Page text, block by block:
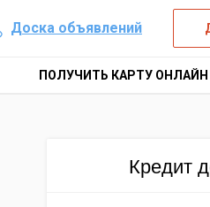
Доска объявлений
ПОЛУЧИТЬ КАРТУ ОНЛАЙН
Кредит